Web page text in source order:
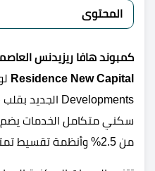
المحتوى
Residence New Capital
سكني متكامل الخدمات
من 2.5% وأنظمة تقسيط تمتد حتى 14 سنة.